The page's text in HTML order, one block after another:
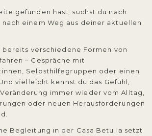
gefunden hast, suchst du nach
einem Weg aus deiner aktuellen
verschiedene Formen von
– Gespräche mit
Selbsthilfegruppen oder einen
vielleicht kennst du das Gefühl,
immer wieder vom Alltag,
oder neuen Herausforderungen
Begleitung in der Casa Betulla setzt